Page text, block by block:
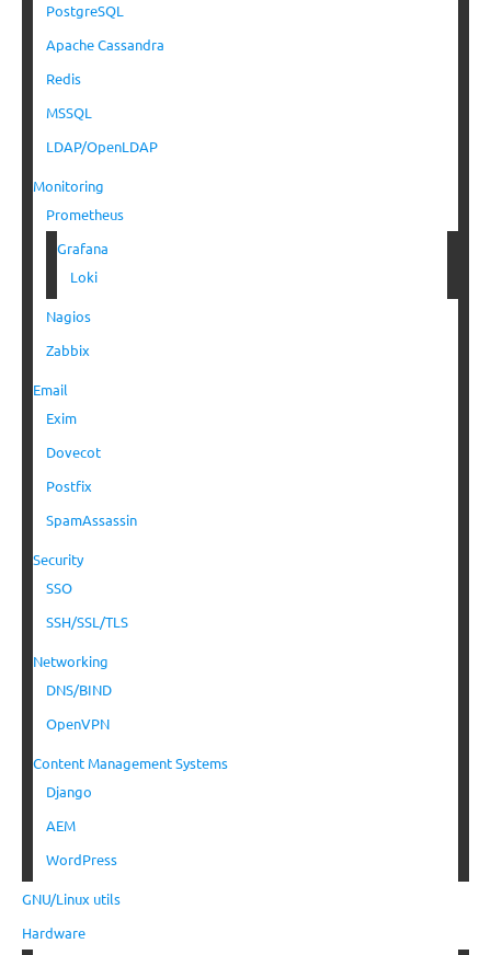
PostgreSQL
Apache Cassandra
Redis
MSSQL
LDAP/OpenLDAP
Monitoring
Prometheus
Grafana
Loki
Nagios
Zabbix
Email
Exim
Dovecot
Postfix
SpamAssassin
Security
SSO
SSH/SSL/TLS
Networking
DNS/BIND
OpenVPN
Content Management Systems
Django
AEM
WordPress
GNU/Linux utils
Hardware